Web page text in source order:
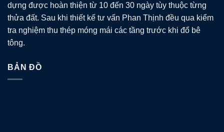
dựng được hoàn thiện từ 10 đến 30 ngày tùy thuộc từng
thửa đất. Sau khi thiết kế tư vấn Phan Thịnh đều qua kiểm
tra nghiệm thu thép móng mái các tầng trước khi đổ bê
tông.
BẢN ĐỒ